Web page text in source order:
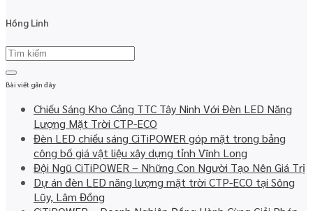
Hồng Linh
Bài viết gần đây
Chiếu Sáng Kho Cảng TTC Tây Ninh Với Đèn LED Năng
Lượng Mặt Trời CTP-ECO
Đèn LED chiếu sáng CiTiPOWER góp mặt trong bảng
công bố giá vật liệu xây dựng tỉnh Vĩnh Long
Đội Ngũ CiTiPOWER – Những Con Người Tạo Nên Giá Trị
Dự án đèn LED năng lượng mặt trời CTP-ECO tại Sông
Lũy, Lâm Đồng